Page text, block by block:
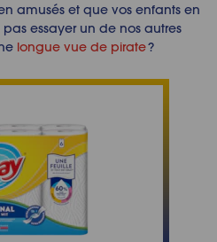
amusés et que vos enfants en
essayer un de nos autres
longue vue de pirate?